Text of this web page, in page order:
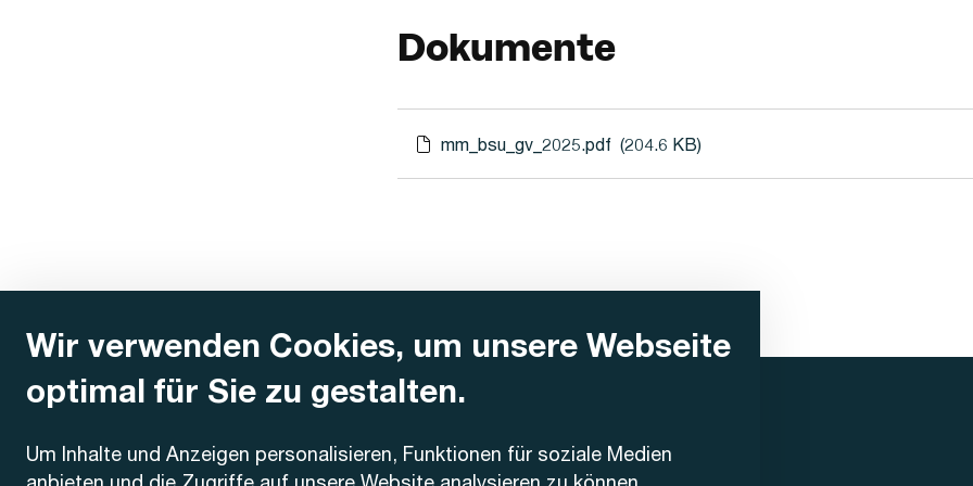
Wir verwenden Cookies, um unsere Webseite
optimal für Sie zu gestalten.
Um Inhalte und Anzeigen personalisieren, Funktionen für soziale Medien
Dokumente
mm_bsu_gv_2025.pdf (204.6 KB)
AREMO